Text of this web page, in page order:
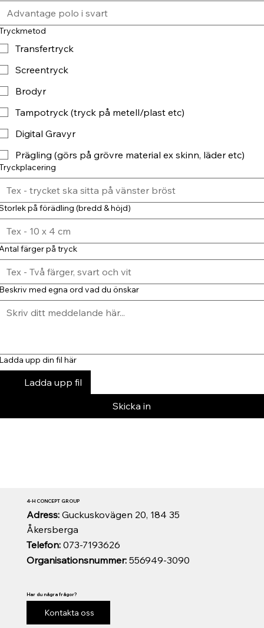
Transfertryck
Screentryck
Brodyr
Tampotryck (tryck på metell/plast etc)
Digital Gravyr
Prägling (görs på grövre material ex skinn, läder etc)
på förädling (bredd & höjd)
färger på tryck
med egna ord vad du önskar
upp din fil här
Ladda upp fil
Skicka in
Organisationsnummer:556949-3090
Telefon:073-7193626
Adress: Guckuskovägen 20, 184 35
Åkersberga
4-H CONCEPT GROUP
Har du några frågor?
Kontakta oss